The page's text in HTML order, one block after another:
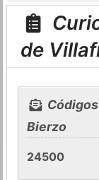
de
Bierzo
24500